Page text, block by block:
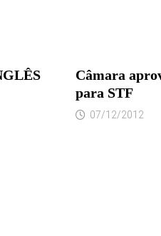
Câmara
para STF
07/12/2012